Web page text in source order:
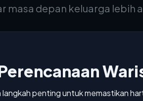
masa depan keluarga lebih
langkah penting untuk memastikan